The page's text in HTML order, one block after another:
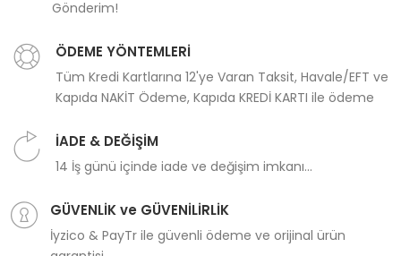
Gönderim!
ÖDEME YÖNTEMLERİ
Tüm Kredi Kartlarına 12'ye Varan Taksit, Havale/EFT ve
Kapıda NAKİT Ödeme, Kapıda KREDİ KARTI ile ödeme
İADE & DEĞİŞİM
14 İş günü içinde iade ve değişim imkanı...
GÜVENLİK ve GÜVENİLİRLİK
İyzico & PayTr ile güvenli ödeme ve orijinal ürün